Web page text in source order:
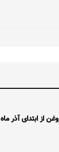
از ابتدای آذر ماه